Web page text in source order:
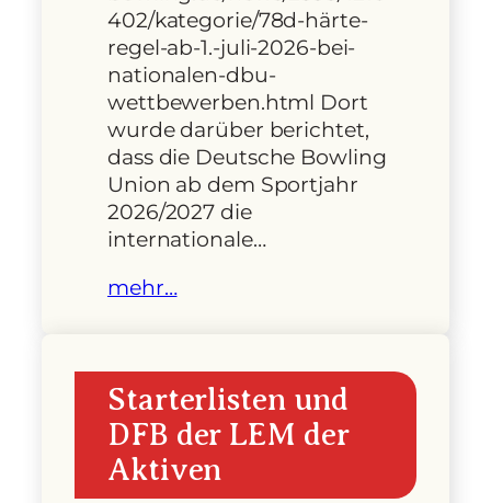
402/kategorie/78d-härte-
regel-ab-1.-juli-2026-bei-
nationalen-dbu-
wettbewerben.html Dort
wurde darüber berichtet,
dass die Deutsche Bowling
Union ab dem Sportjahr
2026/2027 die
internationale…
mehr…
Starterlisten und
DFB der LEM der
Aktiven